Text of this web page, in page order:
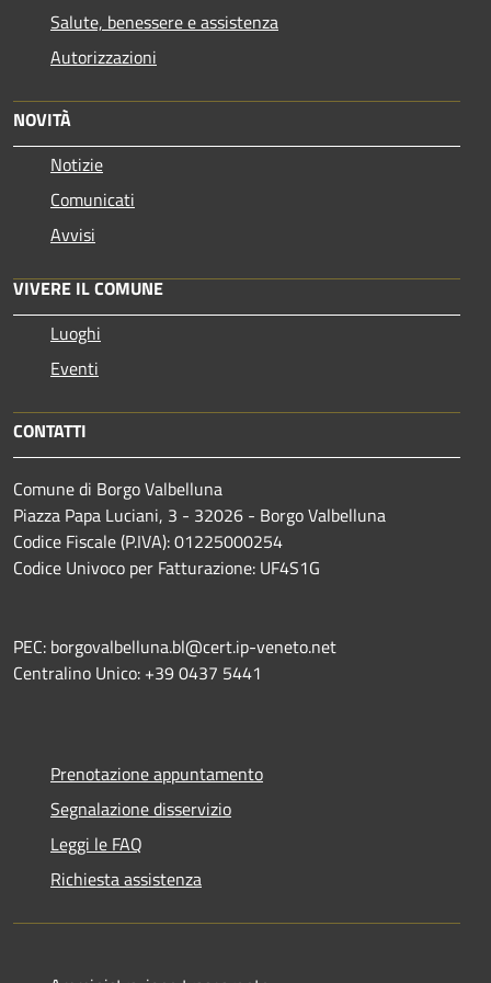
Salute, benessere e assistenza
Autorizzazioni
NOVITÀ
Notizie
Comunicati
Avvisi
VIVERE IL COMUNE
Luoghi
Eventi
CONTATTI
Comune di Borgo Valbelluna
Piazza Papa Luciani, 3 - 32026 - Borgo Valbelluna
Codice Fiscale (P.IVA): 01225000254
Codice Univoco per Fatturazione: UF4S1G
PEC: borgovalbelluna.bl@cert.ip-veneto.net
Centralino Unico: +39 0437 5441
Prenotazione appuntamento
Segnalazione disservizio
Leggi le FAQ
Richiesta assistenza